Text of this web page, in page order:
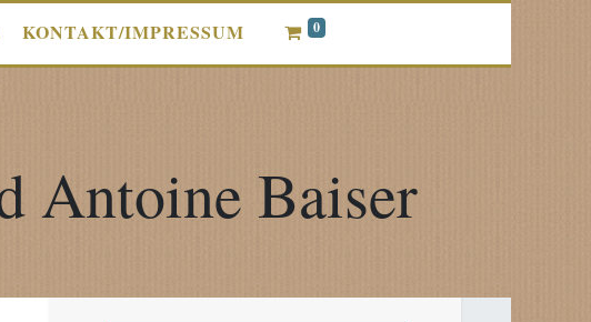
KONTAKT/IMPRESSUM 0
Antoine Baiser